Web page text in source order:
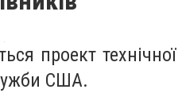
проект технічної
США.